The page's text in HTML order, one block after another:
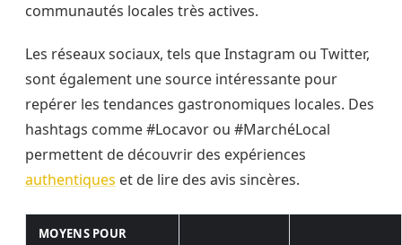
communautés locales très actives.
Les réseaux sociaux, tels que Instagram ou Twitter,
sont également une source intéressante pour
repérer les tendances gastronomiques locales. Des
hashtags comme #Locavor ou #MarchéLocal
permettent de découvrir des expériences
authentiques et de lire des avis sincères.
MOYENS POUR